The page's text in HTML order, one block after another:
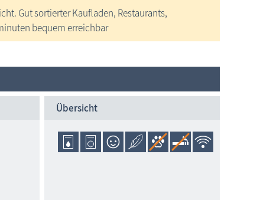
Gut sortierter Kaufladen, Restaurants,
bequem erreichbar
Übersicht